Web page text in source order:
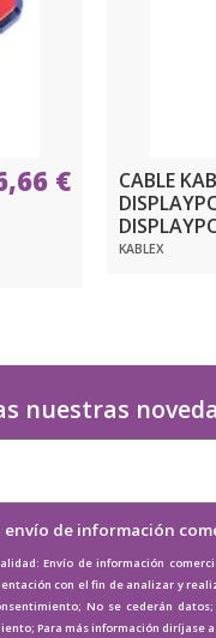
€
CABLE
KABLEX
nuestras
de información
Envío de información
con el fin de analizar y
No se cederán
Para más información diríjase